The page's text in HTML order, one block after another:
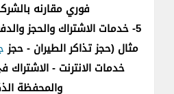
فوري مقارنه
5- خدمات الاشتراك والحجز
مثال (حجز تذاكر الطيران - حجز
خدمات الانترنت -
والمحفظة